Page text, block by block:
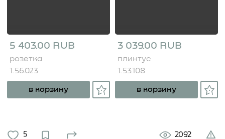
5 403.00 RUB
розетка
1.56.023
в корзину
3 039.00 RUB
плинтус
1.53.108
в корзину
5 2092